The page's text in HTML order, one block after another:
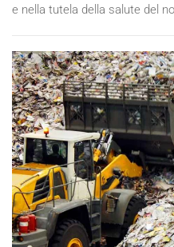
e nella tutela della salute del